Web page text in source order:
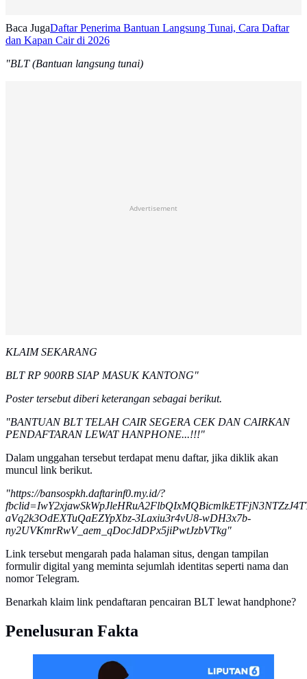
Baca JugaDaftar Penerima Bantuan Langsung Tunai, Cara Daftar
dan Kapan Cair di 2026
"BLT (Bantuan langsung tunai)
Advertisement
KLAIM SEKARANG
BLT RP 900RB SIAP MASUK KANTONG"
Poster tersebut diberi keterangan sebagai berikut.
"BANTUAN BLT TELAH CAIR SEGERA CEK DAN CAIRKAN
PENDAFTARAN LEWAT HANPHONE...!!!"
Dalam unggahan tersebut terdapat menu daftar, jika diklik akan
muncul link berikut.
"https://bansospkh.daftarinf0.my.id/?
aVq2k3OdEXTuQaEZYpXbz-3Laxiu3r4vU8-wDH3x7b-
ny2UVKmrRwV_aem_qDocJdDPx5jiPwtJzbVTkg"
Link tersebut mengarah pada halaman situs, dengan tampilan
formulir digital yang meminta sejumlah identitas seperti nama dan
nomor Telegram.
Benarkah klaim link pendaftaran pencairan BLT lewat handphone?
Penelusuran Fakta
CEK FAKTA Liputan6 (Liputan6.com/Abdillah)